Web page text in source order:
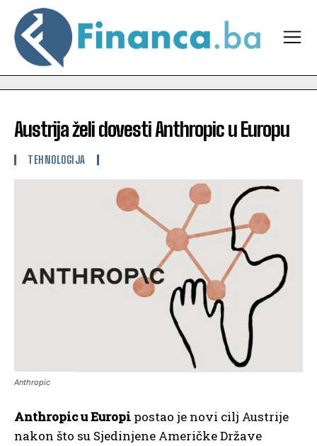
Austrija želi dovesti Anthropic u Europu
TEHNOLOGIJA
Anthropic
Anthropic u Europi postao je novi cilj Austrije
nakon što su Sjedinjene Američke Države